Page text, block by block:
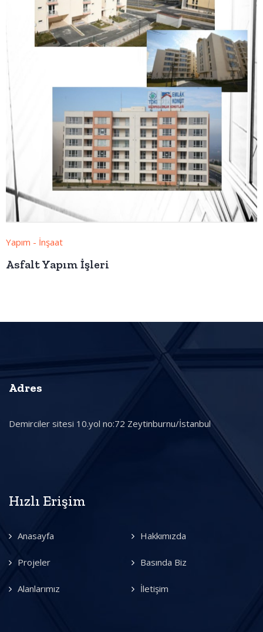
Yapım - İnşaat
Asfalt Yapım İşleri
Adres
Demirciler sitesi 10.yol no:72 Zeytinburnu/İstanbul
Hızlı Erişim
Anasayfa Hakkımızda
Projeler Basında Biz
Alanlarımız İletişim